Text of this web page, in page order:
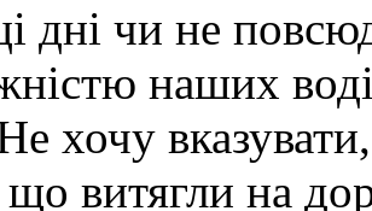
дні чи не
наших
хочу
що витягли на